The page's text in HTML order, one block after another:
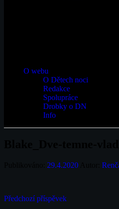
O webu
O Dětech noci
Redakce
Spolupráce
Drobky o DN
Info
29.4.2020
Navigace
Předchozí příspěvek